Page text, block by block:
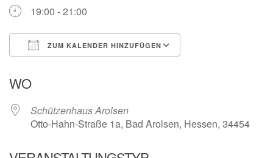
19:00 - 21:00
ZUM KALENDER HINZUFÜGEN
WO
Schützenhaus Arolsen
Otto-Hahn-Straße 1a, Bad Arolsen, Hessen, 34454